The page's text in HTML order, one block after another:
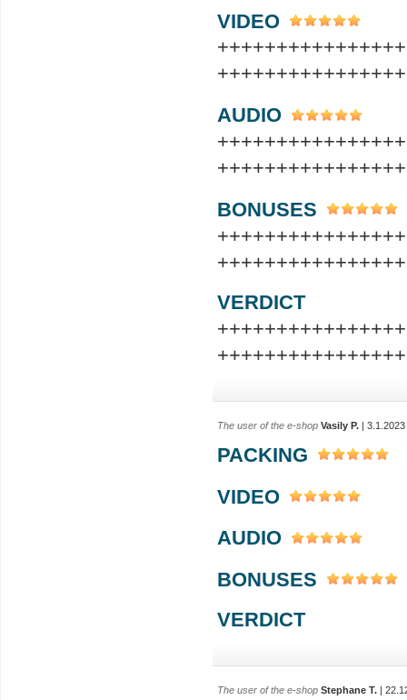
VIDEO
AUDIO
BONUSES
VERDICT
The user of the e-shop Vasily P. |
PACKING
VIDEO
AUDIO
BONUSES
VERDICT
The user of the e-shop Stephane T. |